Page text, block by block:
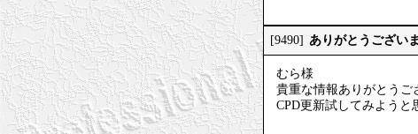
[9490] ありがとうござい
むら様
貴重な情報ありがとうご
CPD更新試してみようと